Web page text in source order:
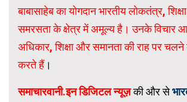
बाबासाहेब का योगदान भारतीय लोकतंत्र,
समरसता के क्षेत्र में अमूल्य है। उनके विचार
अधिकार, शिक्षा और समानता की राह पर
करते हैं।
समाचारवानी.इन डिजिटल न्यूज़की और से